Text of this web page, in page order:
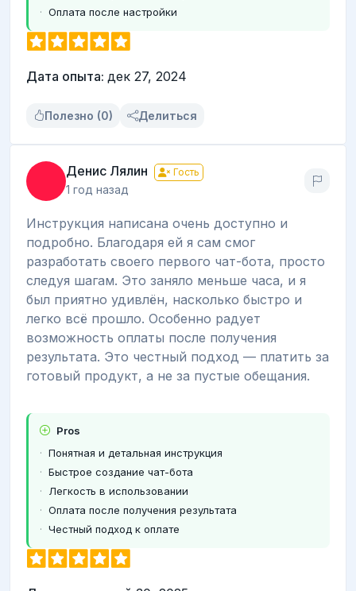
Оплата после настройки
Дата опыта: дек 27, 2024
Полезно (0) Делиться
Денис Лялин Гость
1 год назад
Инструкция написана очень доступно и
подробно. Благодаря ей я сам смог
разработать своего первого чат-бота, просто
следуя шагам. Это заняло меньше часа, и я
был приятно удивлён, насколько быстро и
легко всё прошло. Особенно радует
возможность оплаты после получения
результата. Это честный подход — платить за
готовый продукт, а не за пустые обещания.
Pros
Понятная и детальная инструкция
Быстрое создание чат-бота
Легкость в использовании
Оплата после получения результата
Честный подход к оплате